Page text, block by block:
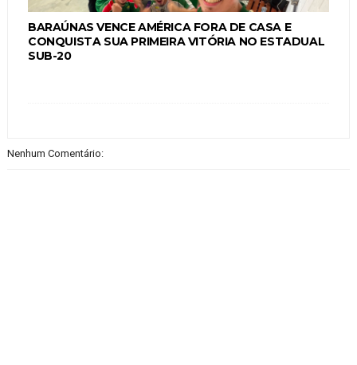
BARAÚNAS VENCE AMÉRICA FORA DE CASA E
CONQUISTA SUA PRIMEIRA VITÓRIA NO ESTADUAL
SUB-20
Nenhum Comentário: